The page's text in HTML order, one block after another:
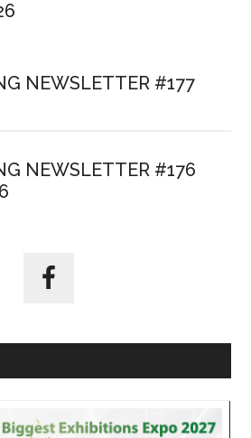
NEWSLETTER #177
NEWSLETTER #176